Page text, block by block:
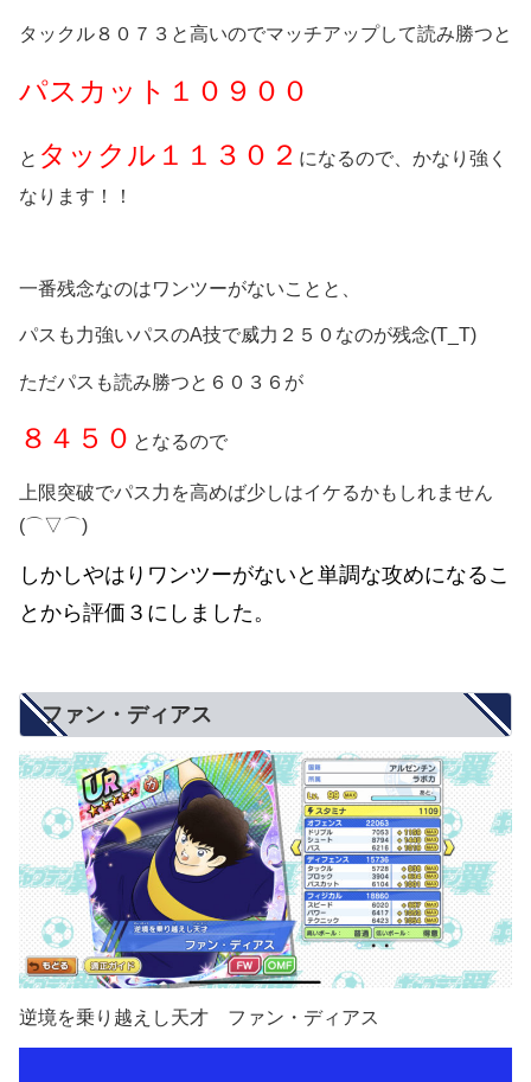
タックル８０７３と高いのでマッチアップして読み勝つと
パスカット１０９００
と タックル１１３０２ になるので、かなり強く
なります！！
一番残念なのはワンツーがないことと、
パスも力強いパスのA技で威力２５０なのが残念(T_T)
ただパスも読み勝つと６０３６が
８４５０ となるので
上限突破でパス力を高めば少しはイケるかもしれません
(⌒▽⌒)
しかしやはりワンツーがないと単調な攻めになるこ
とから評価３にしました。
ファン・ディアス
逆境を乗り越えし天才 ファン・ディアス